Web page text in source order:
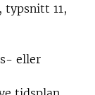
typsnitt 11,
eller